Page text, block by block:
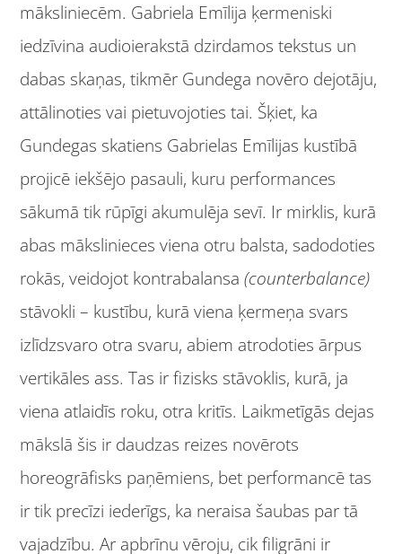
māksliniecēm. Gabriela Emīlija ķermeniski
iedzīvina audioierakstā dzirdamos tekstus un
dabas skaņas, tikmēr Gundega novēro dejotāju,
attālinoties vai pietuvojoties tai. Šķiet, ka
Gundegas skatiens Gabrielas Emīlijas kustībā
projicē iekšējo pasauli, kuru performances
sākumā tik rūpīgi akumulēja sevī. Ir mirklis, kurā
abas mākslinieces viena otru balsta, sadodoties
rokās, veidojot kontrabalansa (counterbalance)
stāvokli – kustību, kurā viena ķermeņa svars
izlīdzsvaro otra svaru, abiem atrodoties ārpus
vertikāles ass. Tas ir fizisks stāvoklis, kurā, ja
viena atlaidīs roku, otra kritīs. Laikmetīgās dejas
mākslā šis ir daudzas reizes novērots
horeogrāfisks paņēmiens, bet performancē tas
ir tik precīzi iederīgs, ka neraisa šaubas par tā
vajadzību. Ar apbrīnu vēroju, cik filigrāni ir